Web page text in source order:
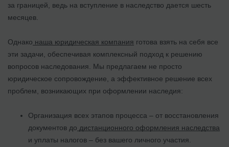
за границей, ведь на вступление в наследство дается шесть
месяцев.
Однако наша юридическая компания готова взять на себя все
эти задачи, обеспечивая комплексный подход к решению
вопросов наследования. Мы предлагаем не просто
юридическое сопровождение, а эффективное решение всех
проблем, возникающих при оформлении наследия:
Организация всех этапов процесса – от восстановления
документов до дистанционного оформления наследства
и уплаты налогов – без вашего личного участия.